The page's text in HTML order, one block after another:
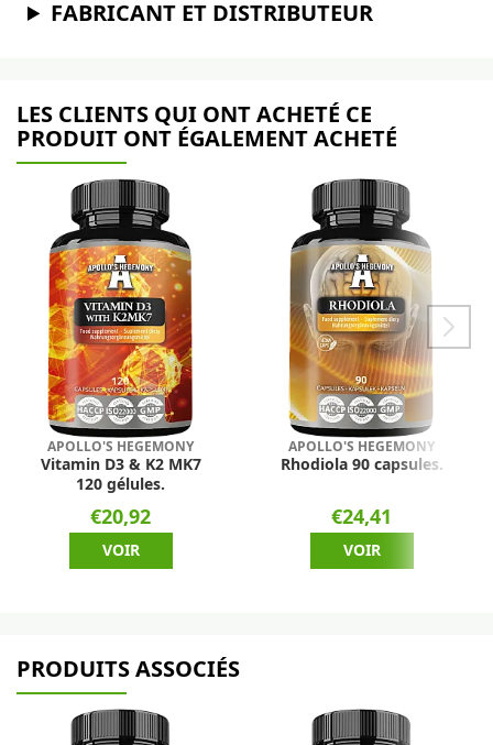
FABRICANT ET DISTRIBUTEUR
LES CLIENTS QUI ONT ACHETÉ CE
PRODUIT ONT ÉGALEMENT ACHETÉ
APOLLO'S HEGEMONY
Vitamin D3 & K2 MK7
120 gélules.
€20,92
VOIR
APOLLO'S HEGEMONY
Rhodiola 90 capsules.
€24,41
VOIR
PRODUITS ASSOCIÉS